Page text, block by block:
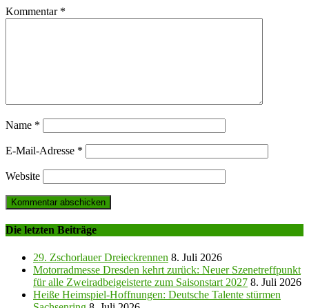
Kommentar *
Name *
E-Mail-Adresse *
Website
Die letzten Beiträge
29. Zschorlauer Dreieckrennen 8. Juli 2026
Motorradmesse Dresden kehrt zurück: Neuer Szenetreffpunkt
für alle Zweiradbeigeisterte zum Saisonstart 2027 8. Juli 2026
Heiße Heimspiel-Hoffnungen: Deutsche Talente stürmen